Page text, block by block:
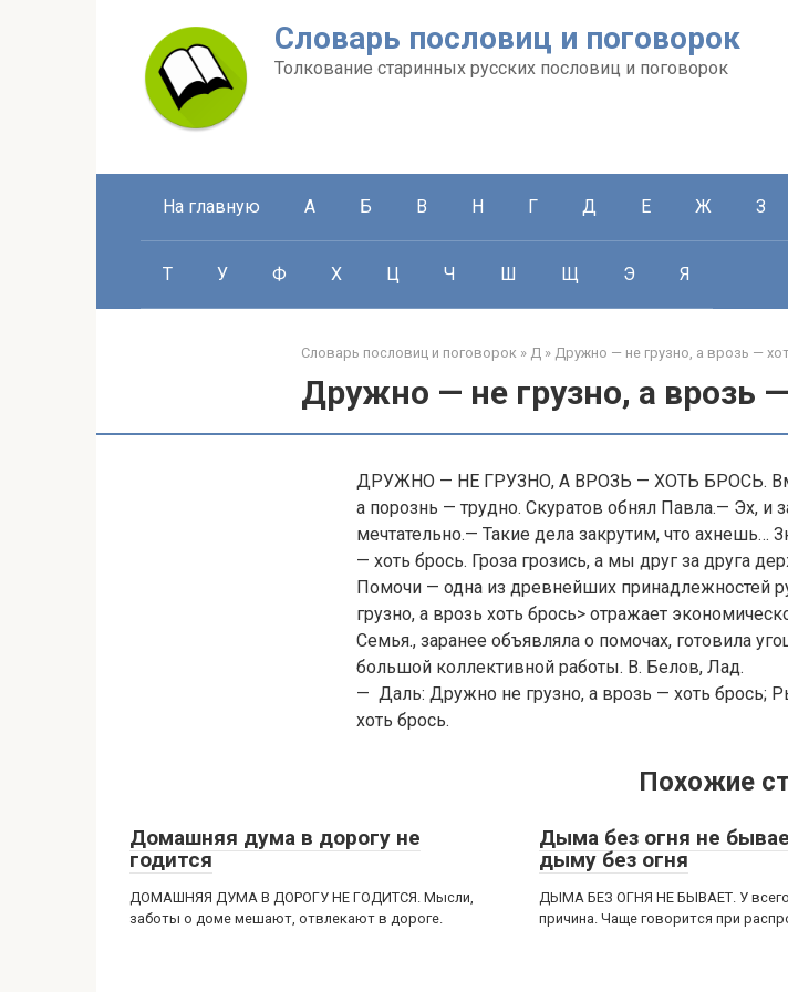
Словарь пословиц и поговорок
Толкование старинных русских пословиц и поговорок
На главную А Б В Н Г Д Е Ж З
Т У Ф Х Ц Ч Ш Щ Э Я
Словарь пословиц и поговорок » Д » Дружно — не грузно, а врозь —
Дружно — не грузно, а врозь
ДРУЖНО — НЕ ГРУЗНО, А ВРОЗЬ — ХОТЬ БРОСЬ.
а порознь — трудно. Скуратов обнял Павла.— Эх,
мечтательно.— Такие дела закрутим, что ахнешь…
— хоть брось. Гроза грозись, а мы друг за друга
Помочи — одна из древнейших принадлежностей
грузно, а врозь хоть брось> отражает
Семья., заранее объявляла о помочах, готовила
большой коллективной работы. В. Белов, Лад.
— Даль: Дружно не грузно, а врозь — хоть брось;
хоть брось.
Похожие
Домашняя дума в дорогу не
годится
ДОМАШНЯЯ ДУМА В ДОРОГУ НЕ ГОДИТСЯ. Мысли,
заботы о доме мешают, отвлекают в дороге.
Дыма без огня не
дыму без огня
ДЫМА БЕЗ ОГНЯ НЕ БЫВАЕТ. У всего
причина. Чаще говорится при